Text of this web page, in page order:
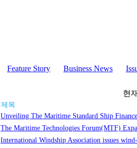
Feature Story Business News
현
제목
Unveiling The Maritime Standard Ship
The Maritime Technologies Forum(MTF)
International Windship Association issues